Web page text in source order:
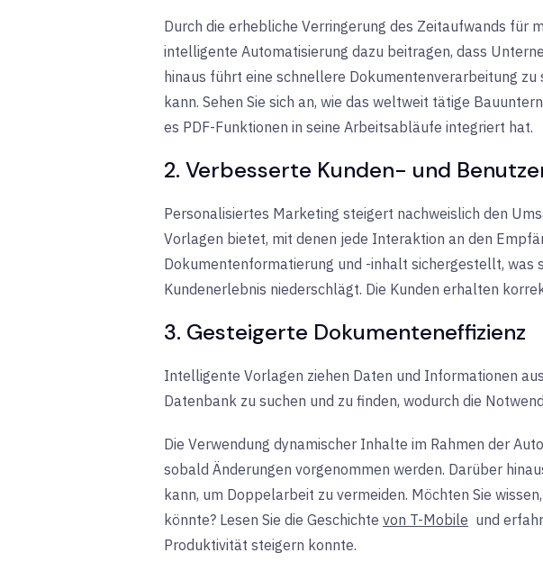
Durch die erhebliche Verringerung des Zeitaufwands für
intelligente Automatisierung dazu beitragen, dass
hinaus führt eine schnellere Dokumentenverarbeitung
kann. Sehen Sie sich an, wie das weltweit tätige
es PDF-Funktionen in seine Arbeitsabläufe integriert hat.
2. Verbesserte Kunden- und
Personalisiertes Marketing steigert nachweislich den
Vorlagen bietet, mit denen jede Interaktion an den
Dokumentenformatierung und -inhalt sichergestellt, was
Kundenerlebnis niederschlägt. Die Kunden erhalten
3. Gesteigerte Dokumenteneffizienz
Intelligente Vorlagen ziehen Daten und Informationen
Datenbank zu suchen und zu finden, wodurch die
Die Verwendung dynamischer Inhalte im Rahmen der
sobald Änderungen vorgenommen werden. Darüber
kann, um Doppelarbeit zu vermeiden. Möchten Sie
könnte? Lesen Sie die Geschichte von T-Mobile und
Produktivität steigern konnte.